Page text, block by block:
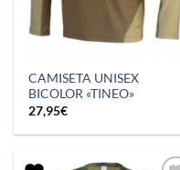
CAMISETA UNISEX
BICOLOR «TINEO»
27,95€